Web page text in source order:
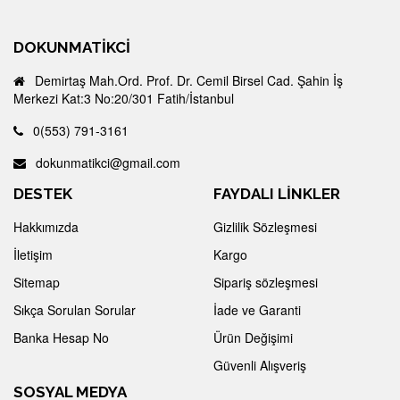
DOKUNMATIKCI
Demirtaş Mah.Ord. Prof. Dr. Cemil Birsel Cad. Şahin İş
Merkezi Kat:3 No:20/301 Fatih/İstanbul
0(553) 791-3161
dokunmatikci@gmail.com
DESTEK
Hakkımızda
İletişim
Sitemap
Sıkça Sorulan Sorular
Banka Hesap No
FAYDALI LİNKLER
Gizlilik Sözleşmesi
Kargo
Sipariş sözleşmesi
İade ve Garanti
Ürün Değişimi
Güvenli Alışveriş
SOSYAL MEDYA